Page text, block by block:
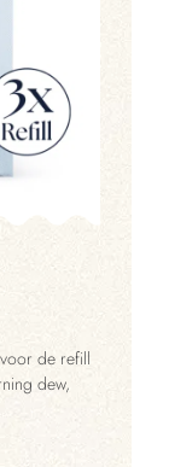
de refill
dew,